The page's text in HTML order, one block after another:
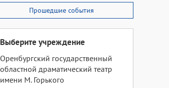
Прошедшие события
Выберите учреждение
Оренбургский государственный
областной драматический театр
имени М. Горького